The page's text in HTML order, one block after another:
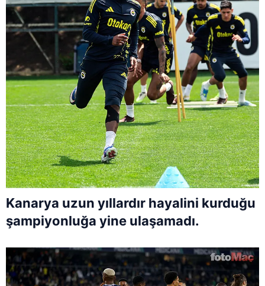
Kanarya uzun yıllardır hayalini kurduğu
şampiyonluğa yine ulaşamadı.